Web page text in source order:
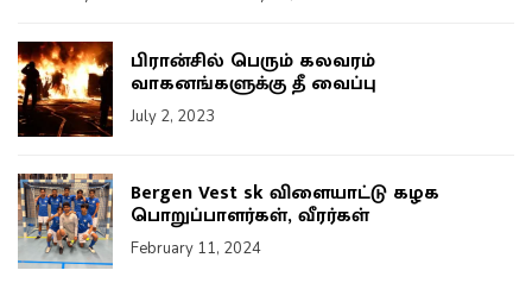
பிரான்சில் பெரும் கலவரம்
வாகனங்களுக்கு தீ வைப்பு
July 2, 2023
Bergen Vest sk விளையாட்டு கழக
பொறுப்பாளர்கள், வீரர்கள்
February 11, 2024